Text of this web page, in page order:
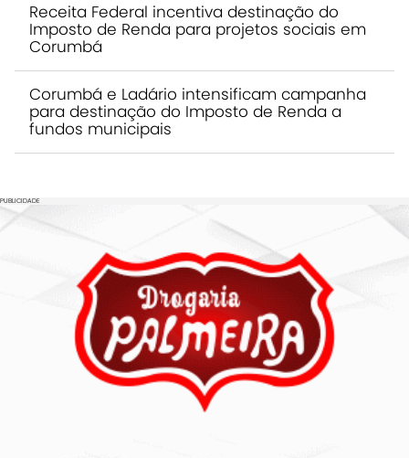
Receita Federal incentiva destinação do
Imposto de Renda para projetos sociais em
Corumbá
Corumbá e Ladário intensificam campanha
para destinação do Imposto de Renda a
fundos municipais
PUBLICIDADE